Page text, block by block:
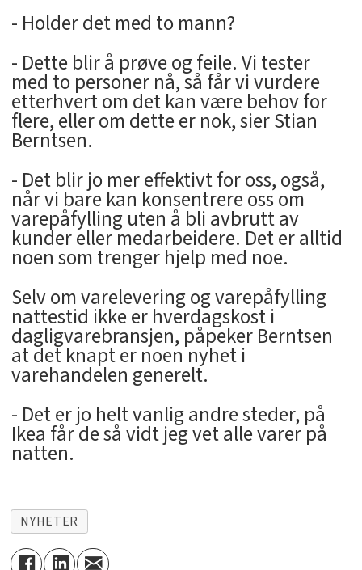
- Holder det med to mann?
- Dette blir å prøve og feile. Vi tester
med to personer nå, så får vi vurdere
etterhvert om det kan være behov for
flere, eller om dette er nok, sier Stian
Berntsen.
- Det blir jo mer effektivt for oss, også,
når vi bare kan konsentrere oss om
varepåfylling uten å bli avbrutt av
kunder eller medarbeidere. Det er alltid
noen som trenger hjelp med noe.
Selv om varelevering og varepåfylling
nattestid ikke er hverdagskost i
dagligvarebransjen, påpeker Berntsen
at det knapt er noen nyhet i
varehandelen generelt.
- Det er jo helt vanlig andre steder, på
Ikea får de så vidt jeg vet alle varer på
natten.
NYHETER